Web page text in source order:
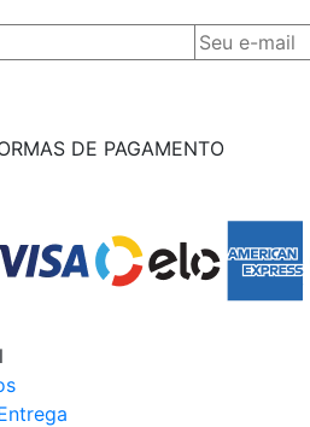
DE PAGAMENTO